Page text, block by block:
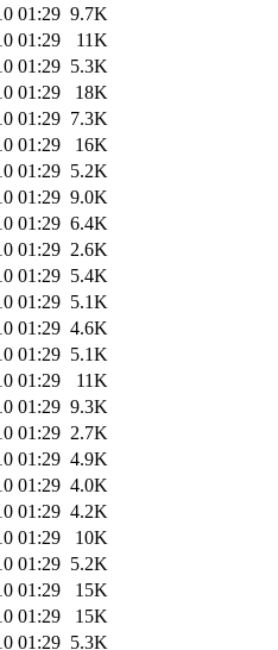
01:29 9.7K
01:29
11K
01:29 5.3K
01:29
18K
01:29 7.3K
01:29
16K
01:29 5.2K
01:29 9.0K
01:29 6.4K
01:29 2.6K
01:29 5.4K
01:29 5.1K
01:29 4.6K
01:29 5.1K
01:29
11K
01:29 9.3K
01:29 2.7K
01:29 4.9K
01:29 4.0K
01:29 4.2K
01:29
10K
01:29 5.2K
01:29
15K
01:29
15K
01:29 5.3K